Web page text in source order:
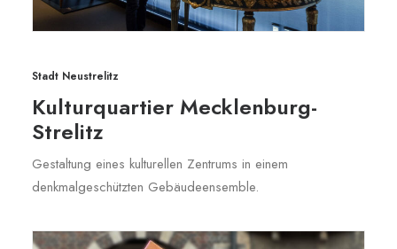
Stadt Neustrelitz
Kulturquartier Mecklenburg-
Strelitz
Gestaltung eines kulturellen Zentrums in einem
denkmalgeschützten Gebäudeensemble.